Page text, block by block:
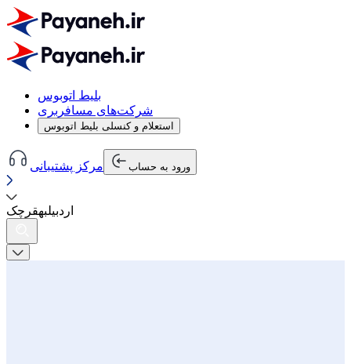
بلیط اتوبوس
شرکت‌های مسافربری
استعلام و کنسلی بلیط اتوبوس
مرکز پشتیبانی ورود به حساب
اردبیلبهقرچک